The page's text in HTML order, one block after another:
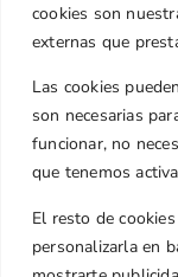
cookies son
externas que
Las cookies
son necesarias
funcionar, no
que tenemos
El resto de
personalizarla en